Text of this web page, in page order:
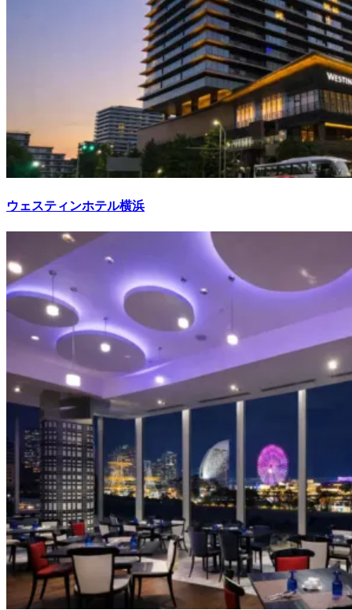
ウェスティンホテル横浜